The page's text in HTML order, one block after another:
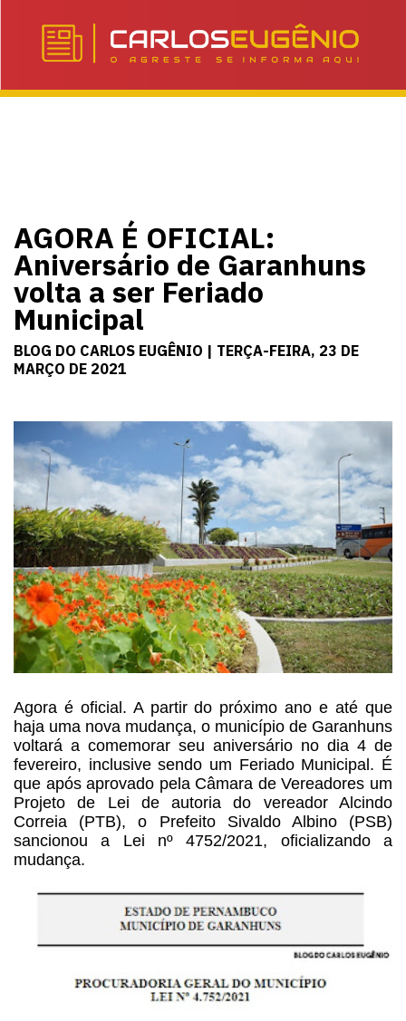
AGORA É OFICIAL:
Aniversário de Garanhuns
volta a ser Feriado
Municipal
BLOG DO CARLOS EUGÊNIO | TERÇA-FEIRA, 23 DE
MARÇO DE 2021
Agora é oficial. A partir do próximo ano e até que
haja uma nova mudança, o município de Garanhuns
voltará a comemorar seu aniversário no dia 4 de
fevereiro, inclusive sendo um Feriado Municipal. É
que após aprovado pela Câmara de Vereadores um
Projeto de Lei de autoria do vereador Alcindo
Correia (PTB), o Prefeito Sivaldo Albino (PSB)
sancionou a Lei nº 4752/2021, oficializando a
mudança.